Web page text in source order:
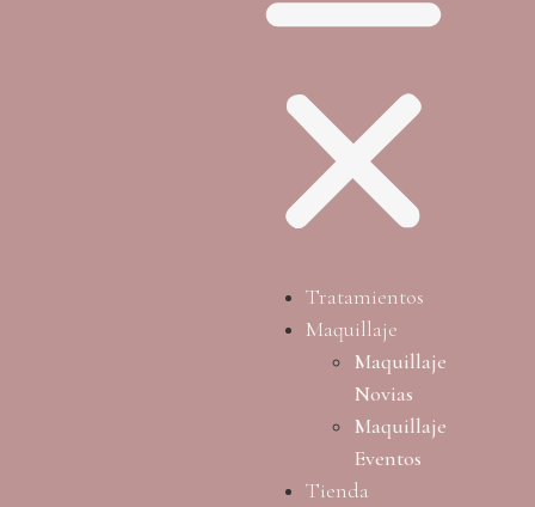
Tratamientos
Maquillaje
Maquillaje
Novias
Maquillaje
Eventos
Tienda